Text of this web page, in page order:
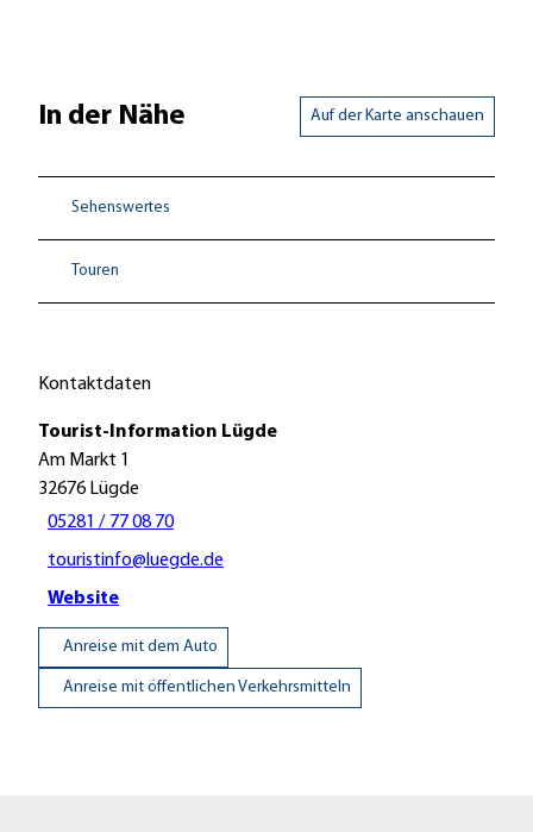
In der Nähe Auf der Karte anschauen
Sehenswertes
Touren
Kontaktdaten
Tourist-Information Lügde
Am Markt 1
32676 Lügde
05281 / 77 08 70
touristinfo@luegde.de
Website
Anreise mit dem Auto
Anreise mit öffentlichen Verkehrsmitteln